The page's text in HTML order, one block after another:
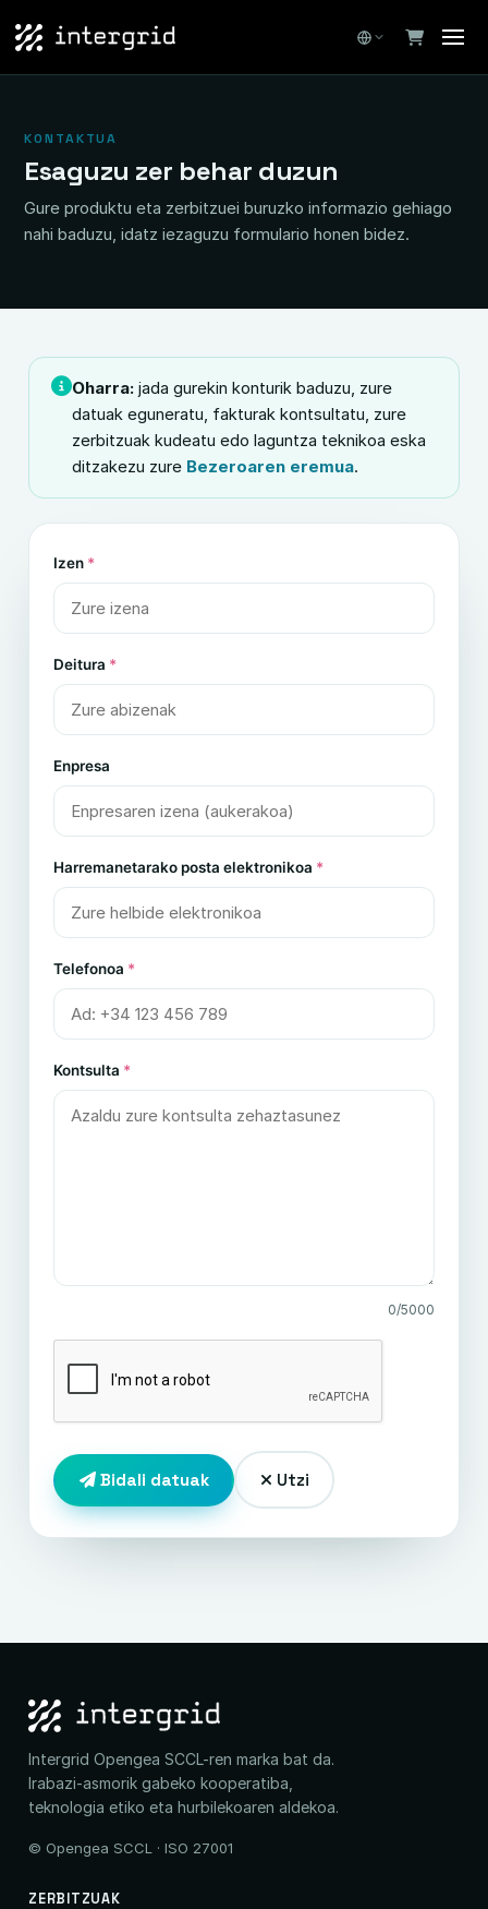
KONTAKTUA
Esaguzu zer behar duzun
Gure produktu eta zerbitzuei buruzko informazio gehiago
nahi baduzu, idatz iezaguzu formulario honen bidez.
Oharra: jada gurekin konturik baduzu, zure
datuak eguneratu, fakturak kontsultatu, zure
zerbitzuak kudeatu edo laguntza teknikoa eska
ditzakezu zure Bezeroaren eremua.
Izen *
Deitura *
Enpresa
Harremanetarako posta elektronikoa *
Telefonoa *
Kontsulta *
0/5000
Bidali datuak Utzi
Intergrid Opengea SCCL-ren marka bat da.
Irabazi-asmorik gabeko kooperatiba,
teknologia etiko eta hurbilekoaren aldekoa.
© Opengea SCCL · ISO 27001
ZERBITZUAK